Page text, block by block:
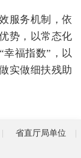
服务机制，依
势，以常态化
幸福指数”，以
实做细扶残助
省直厅局单位